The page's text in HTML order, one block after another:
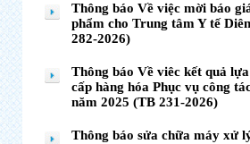
Thông báo Về việc mời báo
phẩm cho Trung tâm Y tế
282-2026)
Thông báo Về viêc kết quả
cấp hàng hóa Phục vụ công
năm 2025 (TB 231-2026)
Thông báo sửa chữa máy xử